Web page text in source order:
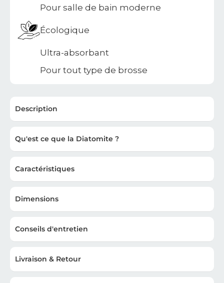
Pour salle de bain moderne
Écologique
Ultra-absorbant
Pour tout type de brosse
Description
Qu'est ce que la Diatomite ?
Caractéristiques
Dimensions
Conseils d'entretien
Livraison & Retour